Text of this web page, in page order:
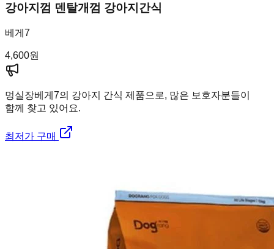
강아지껌 덴탈개껌 강아지간식
베게7
4,600원
멍실장베게7의 강아지 간식 제품으로, 많은 보호자분들이
함께 찾고 있어요.
최저가 구매